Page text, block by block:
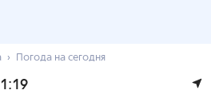
Погода на сегодня